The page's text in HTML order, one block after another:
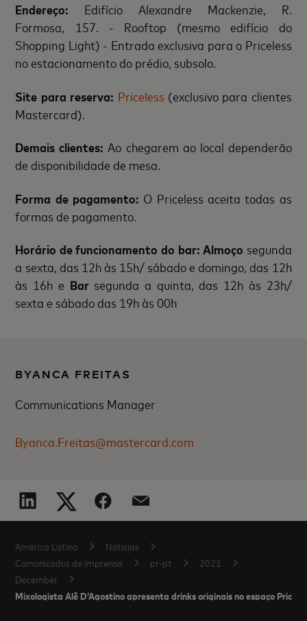
Endereço: Edifício Alexandre Mackenzie, R.
Formosa, 157. - Rooftop (mesmo edifício do
Shopping Light) - Entrada exclusiva para o Priceless
no estacionamento do prédio, subsolo.
Site para reserva: Priceless (exclusivo para clientes
Mastercard).
Demais clientes: Ao chegarem ao local dependerão
de disponibilidade de mesa.
Forma de pagamento: O Priceless aceita todas as
formas de pagamento.
Horário de funcionamento do bar: Almoço segunda
a sexta, das 12h às 15h/ sábado e domingo, das 12h
às 16h e Barsegunda a quinta, das 12h às 23h/
sexta e sábado das 19h às 00h
BYANCA FREITAS
Communications Manager
Byanca.Freitas@mastercard.com
América Latina
Notícias
Comunicados de imprensa
pr-pt
2021
December
Mixologista Alê D’Agostino apresenta drinks originais no espaço